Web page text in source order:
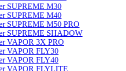
SUPREME M30
SUPREME M40
SUPREME M50 PRO
SUPREME SHADOW
VAPOR 3X PRO
VAPOR FLY30
VAPOR FLY40
VAPOR FLYLITE